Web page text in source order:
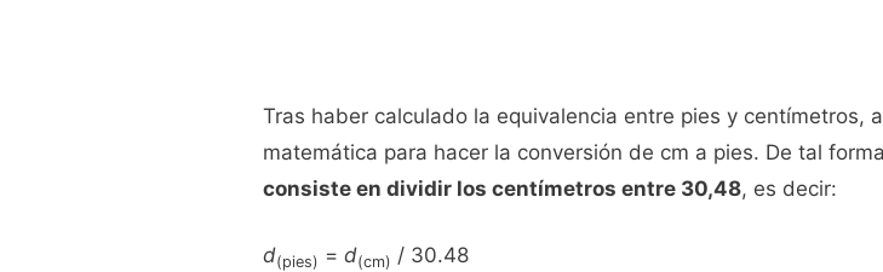
Tras haber calculado la equivalencia entre pies y centímetros,
matemática para hacer la conversión de cm a pies. De tal
consiste en dividir los centímetros entre 30,48, es decir:
d(pies) = d(cm) / 30.48